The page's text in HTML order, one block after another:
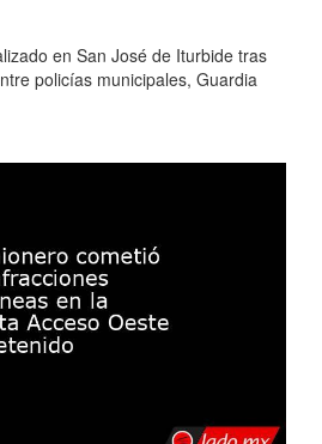
en San José de Iturbide tras
policías municipales, Guardia